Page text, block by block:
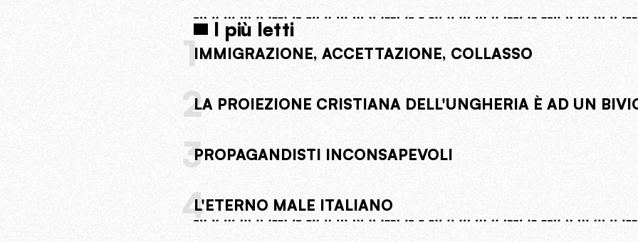
I più letti
1IMMIGRAZIONE, ACCETTAZIONE, COLLASSO
2LA PROIEZIONE CRISTIANA DELL'UNGHERIA È AD UN
3PROPAGANDISTI INCONSAPEVOLI
4L'ETERNO MALE ITALIANO